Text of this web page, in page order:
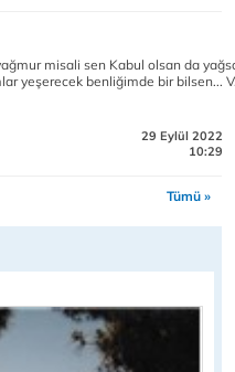
misali sen Kabul olsan da
yeşerecek benliğimde bir bilsen...
29 Eylül 2022
10:29
Tümü »